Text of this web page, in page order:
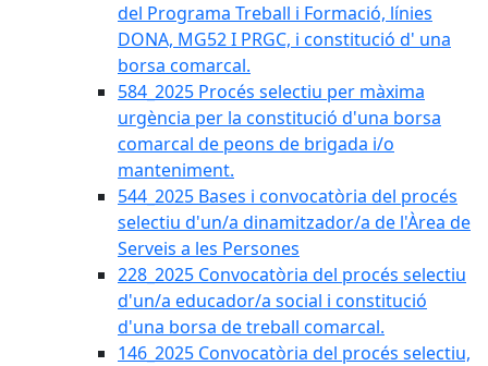
del Programa Treball i Formació, línies
DONA, MG52 I PRGC, i constitució d' una
borsa comarcal.
584_2025 Procés selectiu per màxima
urgència per la constitució d'una borsa
comarcal de peons de brigada i/o
manteniment.
544_2025 Bases i convocatòria del procés
selectiu d'un/a dinamitzador/a de l'Àrea de
Serveis a les Persones
228_2025 Convocatòria del procés selectiu
d'un/a educador/a social i constitució
d'una borsa de treball comarcal.
146_2025 Convocatòria del procés selectiu,